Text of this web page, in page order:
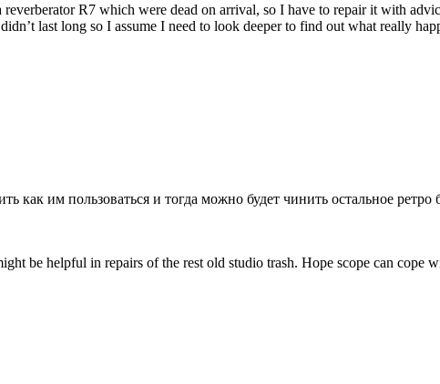
R7 which were dead on arrival, so I have to repair it with
last long so I assume I need to look deeper to find out what really
им пользоваться и тогда можно будет чинить остальное ретро
be helpful in repairs of the rest old studio trash. Hope scope can cope